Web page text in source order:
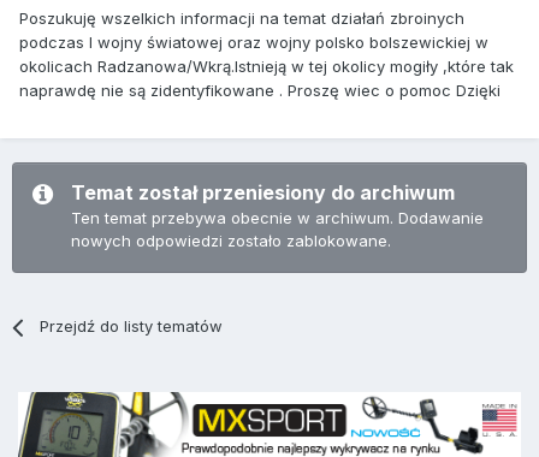
Poszukuję wszelkich informacji na temat działań zbroinych
podczas I wojny światowej oraz wojny polsko bolszewickiej w
okolicach Radzanowa/Wkrą.Istnieją w tej okolicy mogiły ,które tak
naprawdę nie są zidentyfikowane . Proszę wiec o pomoc Dzięki
Temat został przeniesiony do archiwum
Ten temat przebywa obecnie w archiwum. Dodawanie
nowych odpowiedzi zostało zablokowane.
Przejdź do listy tematów